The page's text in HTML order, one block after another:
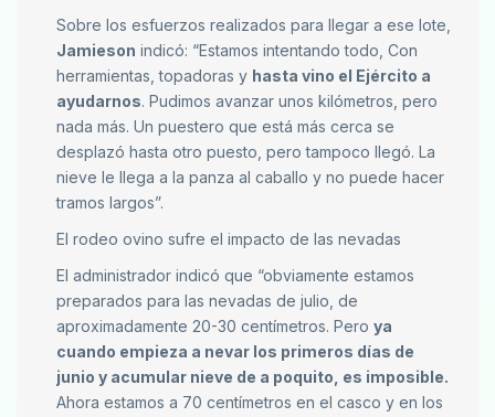
Sobre los esfuerzos realizados para llegar a ese lote,
Jamieson indicó: “Estamos intentando todo, Con
herramientas, topadoras y hasta vino el Ejército a
ayudarnos. Pudimos avanzar unos kilómetros, pero
nada más. Un puestero que está más cerca se
desplazó hasta otro puesto, pero tampoco llegó. La
nieve le llega a la panza al caballo y no puede hacer
tramos largos”.
El rodeo ovino sufre el impacto de las nevadas
El administrador indicó que “obviamente estamos
preparados para las nevadas de julio, de
aproximadamente 20-30 centímetros. Pero ya
cuando empieza a nevar los primeros días de
junio y acumular nieve de a poquito, es imposible.
Ahora estamos a 70 centímetros en el casco y en los